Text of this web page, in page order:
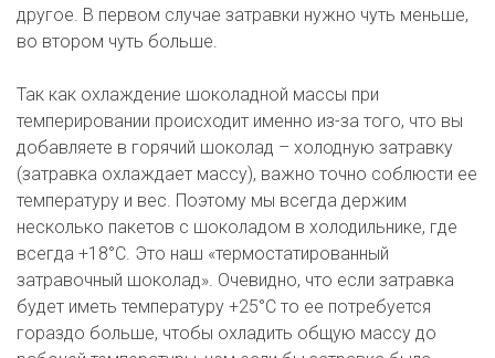
другое. В первом случае затравки нужно чуть меньше,
во втором чуть больше.
Так как охлаждение шоколадной массы при
темперировании происходит именно из-за того, что вы
добавляете в горячий шоколад – холодную затравку
(затравка охлаждает массу), важно точно соблюсти ее
температуру и вес. Поэтому мы всегда держим
несколько пакетов с шоколадом в холодильнике, где
всегда +18°С. Это наш «термостатированный
затравочный шоколад». Очевидно, что если затравка
будет иметь температуру +25°С то ее потребуется
гораздо больше, чтобы охладить общую массу до